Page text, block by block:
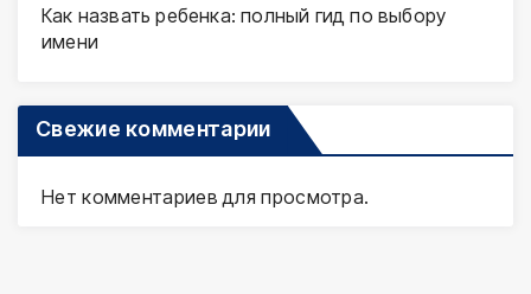
Как назвать ребенка: полный гид по выбору
имени
Свежие комментарии
Нет комментариев для просмотра.